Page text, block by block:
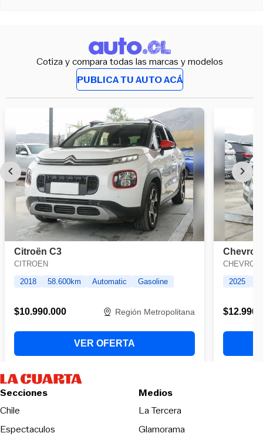
Cotiza y compara todas las marcas y modelos
PUBLICA TU AUTO ACÁ
Secciones
Chile
Espectaculos
Medios
La TerceraOpens in new
Glamorama